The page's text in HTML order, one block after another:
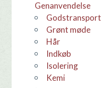
Genanvendelse
godstransport
grønt møde
hår
Indkøb
Isolering
kemi